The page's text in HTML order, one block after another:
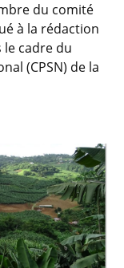
du comité
à la rédaction
le cadre du
(CPSN) de la